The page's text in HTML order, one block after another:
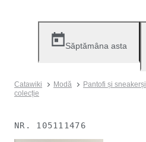
Săptămâna asta
Catawiki Modă Pantofi și sneakerși
colecție
NR. 105111476